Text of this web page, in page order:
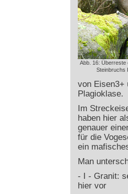
Abb. 16: Überreste
Steinbruchs
von Eisen3+
Plagioklase.
Im
haben hier
genauer
für die
ein
Man
- I - Granit:
hier vor